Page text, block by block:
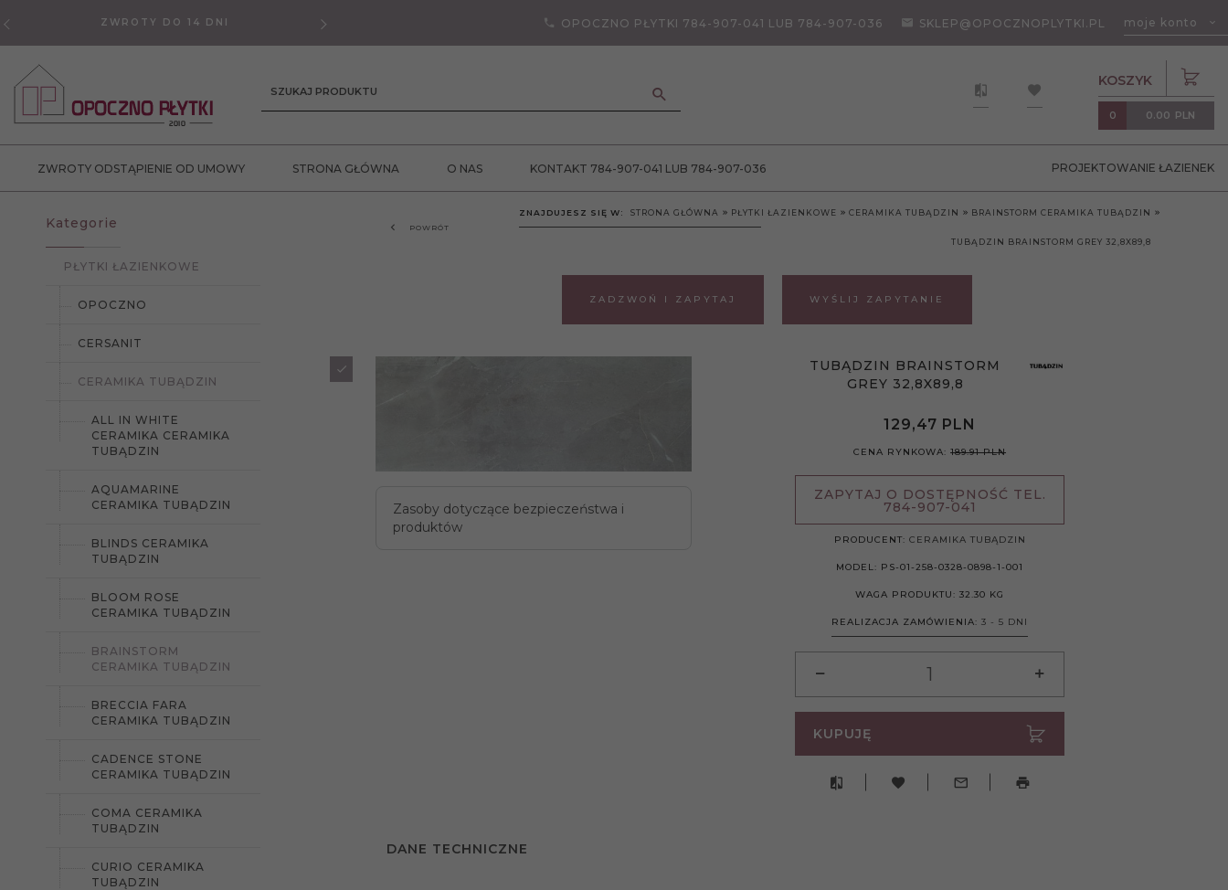
ZWROTY DO 14 DNI OPOCZNO PŁYTKI 784-907-041 LUB 784-907-036 SKLEP@OPOCZNOPLYTKI.PL moje konto
SZUKAJ PRODUKTU
KOSZYK
0 0.00 PLN
ZWROTY ODSTĄPIENIE OD UMOWY STRONA GŁÓWNA O NAS KONTAKT 784-907-041 LUB 784-907-036 PROJEKTOWANIE ŁAZIENEK
Kategorie
PŁYTKI ŁAZIENKOWE
OPOCZNO
CERSANIT
CERAMIKA TUBĄDZIN
ALL IN WHITE
CERAMIKA CERAMIKA
TUBĄDZIN
AQUAMARINE
CERAMIKA TUBĄDZIN
BLINDS CERAMIKA
TUBĄDZIN
BLOOM ROSE
CERAMIKA TUBĄDZIN
BRAINSTORM
CERAMIKA TUBĄDZIN
BRECCIA FARA
CERAMIKA TUBĄDZIN
CADENCE STONE
CERAMIKA TUBĄDZIN
COMA CERAMIKA
TUBĄDZIN
CURIO CERAMIKA
TUBĄDZIN
POWRÓT
ZNAJDUJESZ SIĘ W: STRONA GŁÓWNA PŁYTKI ŁAZIENKOWE CERAMIKA TUBĄDZIN BRAINSTORM CERAMIKA TUBĄDZIN
TUBĄDZIN BRAINSTORM GREY 32,8X89,8
ZADZWOŃ I ZAPYTAJ WYŚLIJ ZAPYTANIE
Zasoby dotyczące bezpieczeństwa i
produktów
TUBĄDZIN BRAINSTORM
GREY 32,8X89,8
129,47 PLN
CENA RYNKOWA:189.91 PLN
ZAPYTAJ O DOSTĘPNOŚĆ TEL.
784-907-041
PRODUCENT: CERAMIKA TUBĄDZIN
MODEL: PS-01-258-0328-0898-1-001
WAGA PRODUKTU:32.30 KG
REALIZACJA ZAMÓWIENIA:3 - 5 DNI
KUPUJĘ
DANE TECHNICZNE